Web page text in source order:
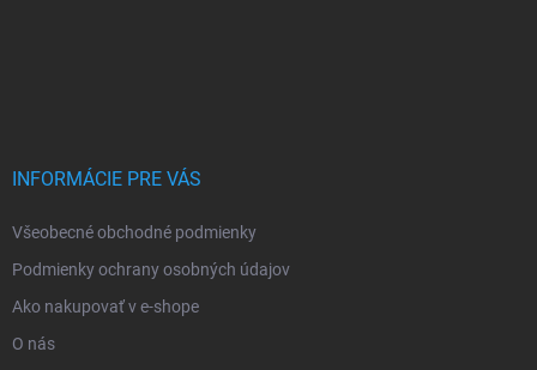
INFORMÁCIE PRE VÁS
Všeobecné obchodné podmienky
Podmienky ochrany osobných údajov
Ako nakupovať v e-shope
O nás